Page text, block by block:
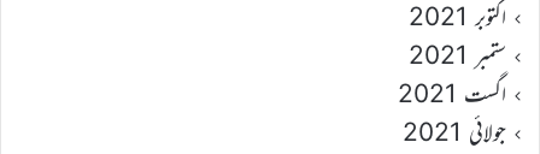
اکتوبر 2021
ستمبر 2021
اگست 2021
جولائی 2021